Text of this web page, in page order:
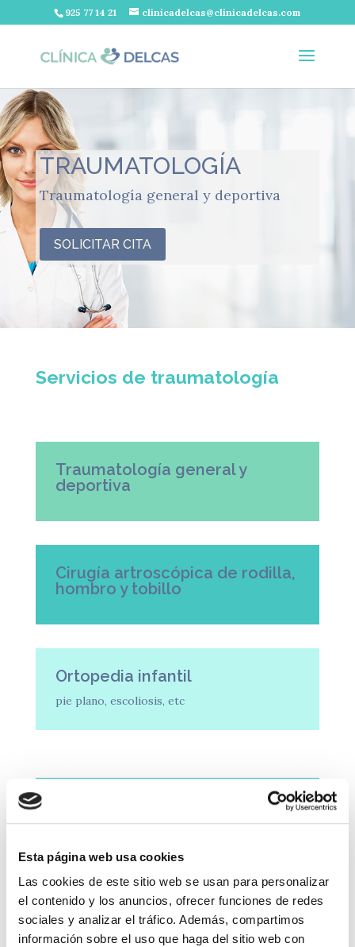
Esta página web usa cookies
Las cookies de este sitio web se usan para personalizar
el contenido y los anuncios, ofrecer funciones de redes
sociales y analizar el tráfico. Además, compartimos
información sobre el uso que haga del sitio web con
925 77 14 21 clinicadelcas@clinicadelcas.com
TRAUMATOLOGÍA
Traumatología general y deportiva
SOLICITAR CITA
Servicios de traumatología
Traumatología general y
deportiva
Cirugía artroscópica de rodilla,
hombro y tobillo
Ortopedia infantil
pie plano, escoliosis, etc
Cirugía de la mano y muñeca
Cirugía percutánea del pie
juanete, dedos en garra, etc.